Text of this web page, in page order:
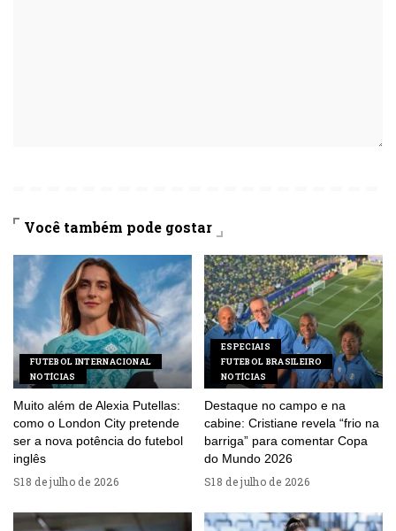
Você também pode gostar
FUTEBOL INTERNACIONAL
NOTÍCIAS
Muito além de Alexia Putellas:
como o London City pretende
ser a nova potência do futebol
inglês
18 de julho de 2026
ESPECIAIS
FUTEBOL BRASILEIRO
NOTÍCIAS
Destaque no campo e na
cabine: Cristiane revela “frio na
barriga” para comentar Copa
do Mundo 2026
18 de julho de 2026